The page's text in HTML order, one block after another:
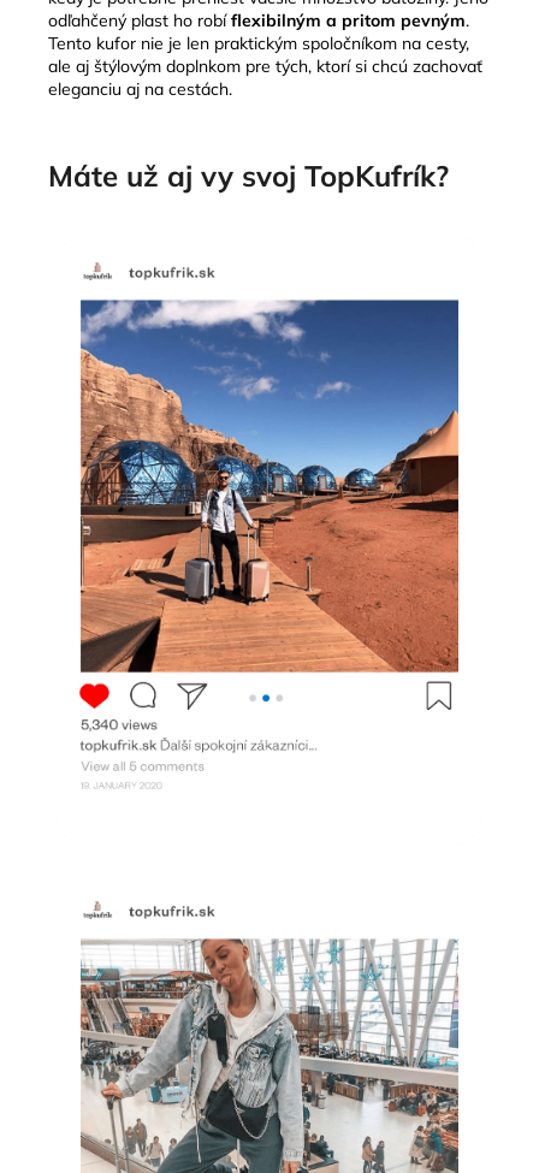
odľahčený plast ho robíflexibilným a pritom pevným.
Tento kufor nie je len praktickým spoločníkom na cesty,
ale aj štýlovým doplnkom pre tých, ktorí si chcú zachovať
eleganciu aj na cestách.
Máte už aj vy svoj TopKufrík?